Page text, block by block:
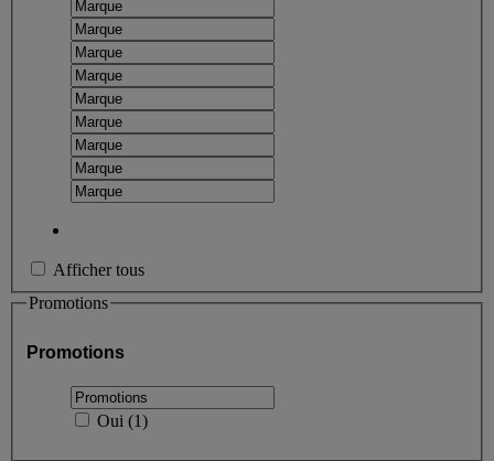
Afficher tous
Promotions
Promotions
Oui (1)